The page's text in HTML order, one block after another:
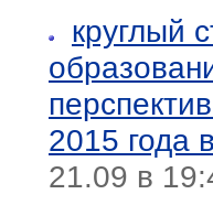
круглый
2015 года
21.09 в